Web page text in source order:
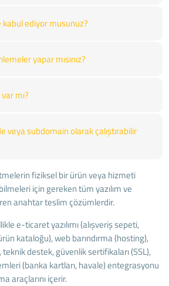
kabul ediyor musunuz?
yapar mısınız?
mı?
veya subdomain olarak çalıştırabilir
fiziksel bir ürün veya hizmeti
için gereken tüm yazılım ve
anahtar teslim çözümlerdir.
e-ticaret yazılımı (alışveriş sepeti,
kataloğu), web barındırma (hosting),
teknik destek, güvenlik sertifikaları (SSL),
(banka kartları, havale) entegrasyonu
araçlarını içerir.